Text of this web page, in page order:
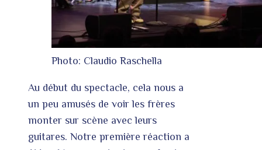
Photo: Claudio Raschella
Au début du spectacle, cela nous a
un peu amusés de voir les frères
monter sur scène avec leurs
guitares. Notre première réaction a